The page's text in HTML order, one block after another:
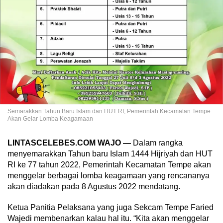
Semarakkan Tahun Baru Islam dan HUT RI, Pemerintah Kecamatan Tempe
Akan Gelar Lomba Keagamaan
LINTASCELEBES.COM WAJO — Dalam rangka
menyemarakkan Tahun baru Islam 1444 Hijriyah dan HUT
RI ke 77 tahun 2022, Pemerintah Kecamatan Tempe akan
menggelar berbagai lomba keagamaan yang rencananya
akan diadakan pada 8 Agustus 2022 mendatang.
Ketua Panitia Pelaksana yang juga Sekcam Tempe Faried
Wajedi membenarkan kalau hal itu. “Kita akan menggelar